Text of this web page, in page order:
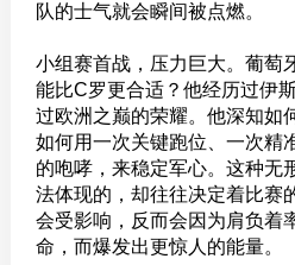
队的士气就会瞬间被点燃。
小组赛首战，压力巨大。葡萄
能比C罗更合适？他经历过伊
过欧洲之巅的荣耀。他深知如
如何用一次关键跑位、一次精
的咆哮，来稳定军心。这种无
法体现的，却往往决定着比赛
会受影响，反而会因为肩负着
命，而爆发出更惊人的能量。